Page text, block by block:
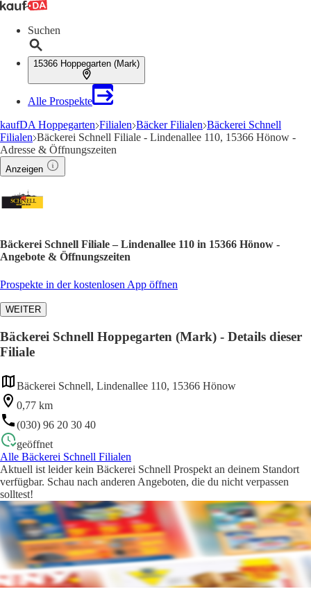
Suchen
15366 Hoppegarten (Mark)
Alle Prospekte
kaufDA Hoppegarten Filialen Bäcker Filialen Bäckerei Schnell
Filialen Bäckerei Schnell Filiale - Lindenallee 110, 15366 Hönow -
Adresse & Öffnungszeiten
Anzeigen
Bäckerei Schnell Filiale – Lindenallee 110 in 15366 Hönow -
Angebote & Öffnungszeiten
Prospekte in der kostenlosen App öffnen
WEITER
Bäckerei Schnell Hoppegarten (Mark) - Details dieser
Filiale
Bäckerei Schnell, Lindenallee 110, 15366 Hönow
0,77 km
(030) 96 20 30 40
geöffnet
Alle Bäckerei Schnell Filialen
Aktuell ist leider kein Bäckerei Schnell Prospekt an deinem Standort
verfügbar. Schau nach anderen Angeboten, die du nicht verpassen
solltest!